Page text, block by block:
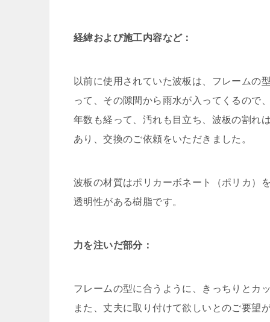
経緯および施工内容など：
以前に使用されていた波板は、フレームの
って、その隙間から雨水が入ってくるので
年数も経って、汚れも目立ち、波板の割れ
あり、交換のご依頼をいただきました。
波板の材質はポリカーボネート（ポリカ）
透明性がある樹脂です。
力を注いだ部分：
フレームの型に合うように、きっちりとカ
また、丈夫に取り付けて欲しいとのご要望